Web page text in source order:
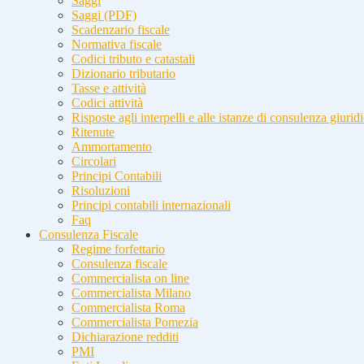
Saggi (PDF)
Scadenzario fiscale
Normativa fiscale
Codici tributo e catastali
Dizionario tributario
Tasse e attività
Codici attività
Risposte agli interpelli e alle istanze di consulenza
Ritenute
Ammortamento
Circolari
Principi Contabili
Risoluzioni
Principi contabili internazionali
Faq
Consulenza Fiscale
Regime forfettario
Consulenza fiscale
Commercialista on line
Commercialista Milano
Commercialista Roma
Commercialista Pomezia
Dichiarazione redditi
PMI